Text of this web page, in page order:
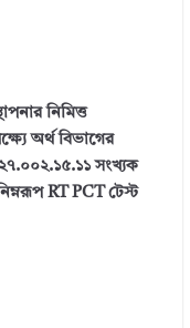
নিমিত্ত
অর্থ বিভাগের
সংখ্যক
RT PCT টেস্ট